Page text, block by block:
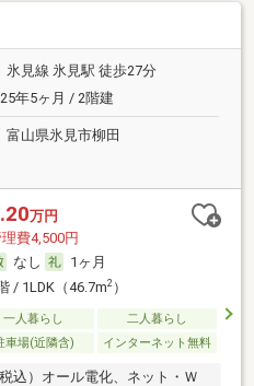
氷見線 氷見駅 徒歩27分
年5ヶ月 / 2階建
富山県氷見市柳田
万円
費4,500円
なし
1ヶ月
/ 1LDK（46.7m2）
一人暮らし
二人暮らし
車場(近隣含) インターネット無料
込）オール電化、ネット・Ｗ